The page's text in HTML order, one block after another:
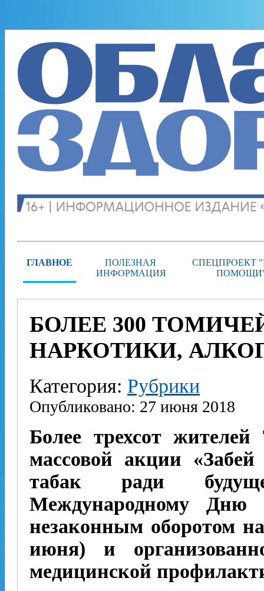
ГЛАВНОЕ
ПОЛЕЗНАЯ
ИНФОРМАЦИЯ
СПЕЦПРОЕКТ
БОЛЕЕ 300
НАРКОТИКИ,
Категория: Рубрики
Опубликовано: 27 июня 2018
Более трехсот
массовой акции
табак ради
Международному Дню
незаконным оборотом
июня) и
медицинской